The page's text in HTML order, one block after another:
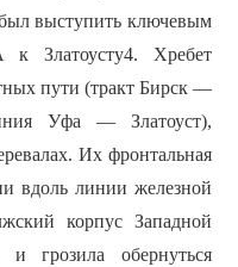
выступить ключевым
Златоусту4. Хребет
пути (тракт Бирск —
Уфа — Златоуст),
Их фронтальная
вдоль линии железной
корпус Западной
грозила обернуться